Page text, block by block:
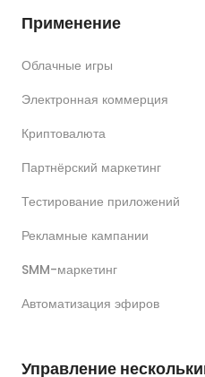
Применение
Облачные игры
Электронная коммерция
Криптовалюта
Партнёрский маркетинг
Тестирование приложений
Рекламные кампании
SMM-маркетинг
Автоматизация эфиров
Управление